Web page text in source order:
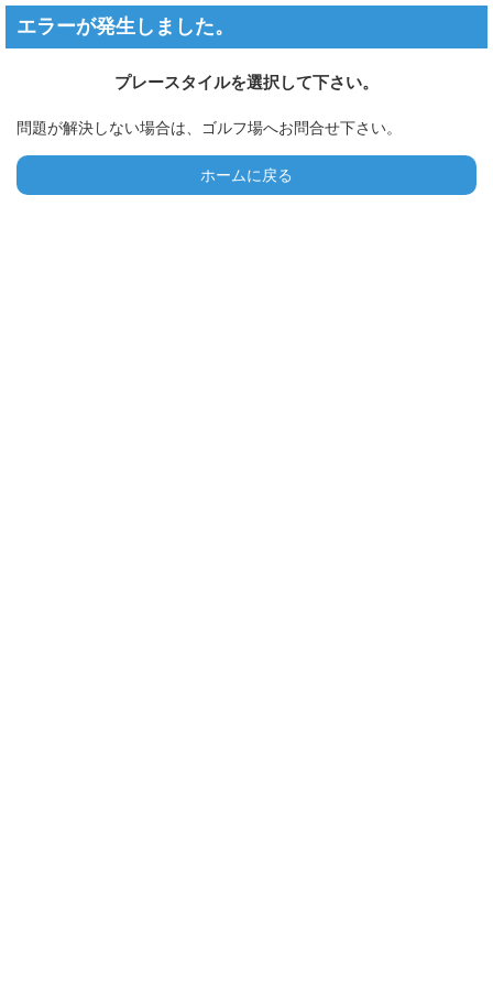
エラーが発生しました。
プレースタイルを選択して下さい。
問題が解決しない場合は、ゴルフ場へお問合せ下さい。
ホームに戻る